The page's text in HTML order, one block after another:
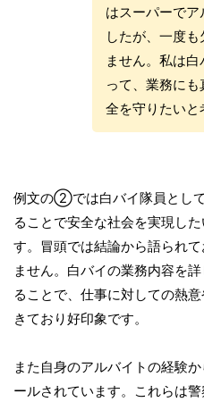
はスーパーで
したが、一度
ません。私は
って、業務に
全を守りたいと
例文の②では白バイ隊員とし
ることで安全な社会を実現し
す。冒頭では結論から語られ
ません。白バイの業務内容を
ることで、仕事に対しての熱
きており好印象です。
また自身のアルバイトの経験
ールされています。これらは